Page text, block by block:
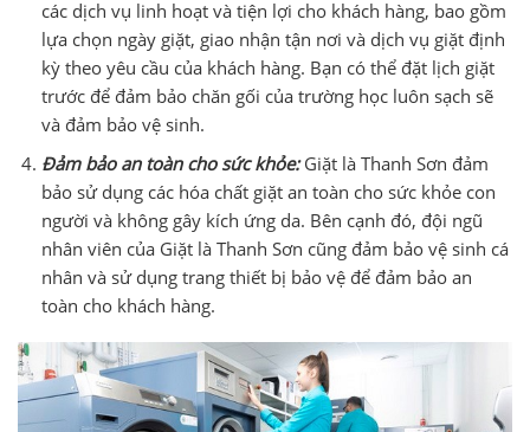
các dịch vụ linh hoạt và tiện lợi cho khách hàng, bao gồm
lựa chọn ngày giặt, giao nhận tận nơi và dịch vụ giặt định
kỳ theo yêu cầu của khách hàng. Bạn có thể đặt lịch giặt
trước để đảm bảo chăn gối của trường học luôn sạch sẽ
và đảm bảo vệ sinh.
Đảm bảo an toàn cho sức khỏe:Giặt là Thanh Sơn đảm
bảo sử dụng các hóa chất giặt an toàn cho sức khỏe con
người và không gây kích ứng da. Bên cạnh đó, đội ngũ
nhân viên của Giặt là Thanh Sơn cũng đảm bảo vệ sinh cá
nhân và sử dụng trang thiết bị bảo vệ để đảm bảo an
toàn cho khách hàng.